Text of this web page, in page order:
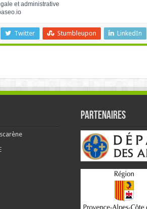
et administrative
Twitter Stumbleupon LinkedIn
Partenaires